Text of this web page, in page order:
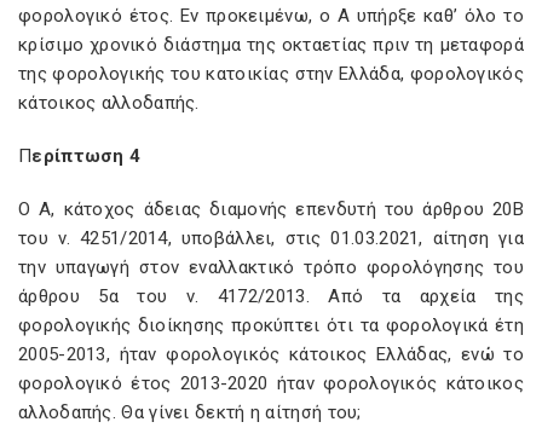
φορολογικό έτος. Εν προκειμένω, ο Α υπήρξε καθ’ όλο το
κρίσιμο χρονικό διάστημα της οκταετίας πριν τη μεταφορά
της φορολογικής του κατοικίας στην Ελλάδα, φορολογικός
κάτοικος αλλοδαπής.
Περίπτωση 4
Ο Α, κάτοχος άδειας διαμονής επενδυτή του άρθρου 20B
του ν. 4251/2014, υποβάλλει, στις 01.03.2021, αίτηση για
την υπαγωγή στον εναλλακτικό τρόπο φορολόγησης του
άρθρου 5α του ν. 4172/2013. Από τα αρχεία της
φορολογικής διοίκησης προκύπτει ότι τα φορολογικά έτη
2005-2013, ήταν φορολογικός κάτοικος Ελλάδας, ενώ το
φορολογικό έτος 2013-2020 ήταν φορολογικός κάτοικος
αλλοδαπής. Θα γίνει δεκτή η αίτησή του;